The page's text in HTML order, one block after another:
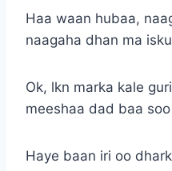
Haa waan hubaa,
naagaha dhan ma
Ok, lkn marka kale
meeshaa dad baa
Haye baan iri oo